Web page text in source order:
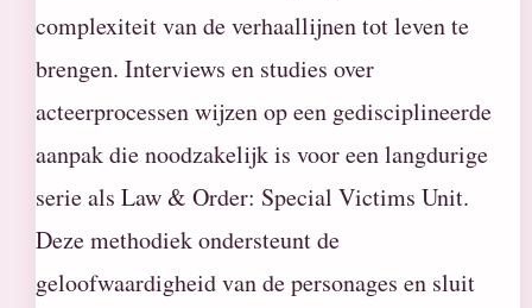
complexiteit van de verhaallijnen tot leven te
brengen. Interviews en studies over
acteerprocessen wijzen op een gedisciplineerde
aanpak die noodzakelijk is voor een langdurige
serie als Law & Order: Special Victims Unit.
Deze methodiek ondersteunt de
geloofwaardigheid van de personages en sluit